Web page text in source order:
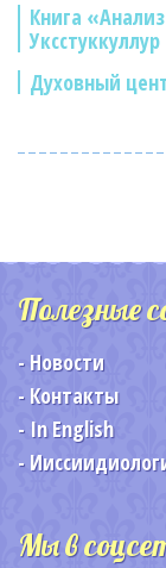
Книга
Уксстуккуллур
Духовный
Полезные
Новости
Контакты
In English
Мы в